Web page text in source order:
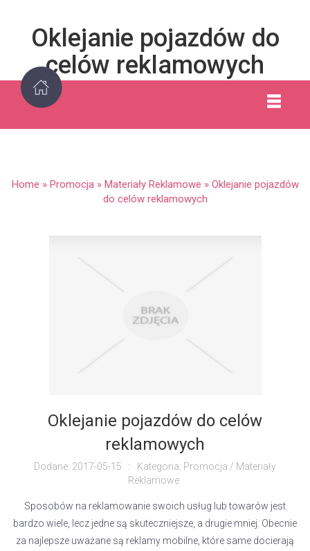
Oklejanie pojazdów do
celów reklamowych
Home » Promocja» Materiały Reklamowe » Oklejanie pojazdów
do celów reklamowych
Oklejanie pojazdów do celów
reklamowych
Dodane: 2017-05-15 ::
Kategoria: Promocja / Materiały
Reklamowe
Sposobów na reklamowanie swoich usług lub towarów jest
bardzo wiele, lecz jedne są skuteczniejsze, a drugie mniej. Obecnie
za najlepsze uważane są reklamy mobilne, które same docierają